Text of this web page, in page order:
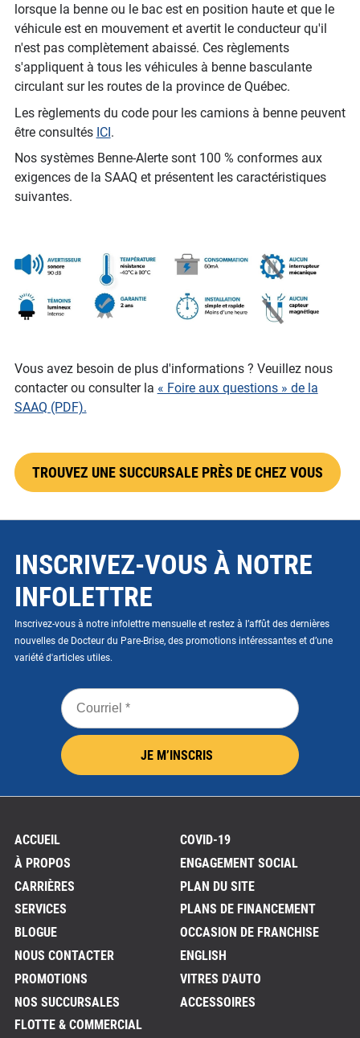
lorsque la benne ou le bac est en position haute et que le
véhicule est en mouvement et avertit le conducteur qu'il
n'est pas complètement abaissé. Ces règlements
s'appliquent à tous les véhicules à benne basculante
circulant sur les routes de la province de Québec.
Les règlements du code pour les camions à benne peuvent
être consultés ICI.
Nos systèmes Benne-Alerte sont 100 % conformes aux
exigences de la SAAQ et présentent les caractéristiques
suivantes.
Vous avez besoin de plus d'informations ? Veuillez nous
contacter ou consulter la « Foire aux questions » de la
SAAQ (PDF).
TROUVEZ UNE SUCCURSALE PRÈS DE CHEZ VOUS
INSCRIVEZ-VOUS À NOTRE
INFOLETTRE
Inscrivez-vous à notre infolettre mensuelle et restez à l’affût des dernières
nouvelles de Docteur du Pare-Brise, des promotions intéressantes et d’une
variété d'articles utiles.
Courriel
*
JE M’INSCRIS
ACCUEIL
À PROPOS
CARRIÈRES
SERVICES
BLOGUE
NOUS CONTACTER
PROMOTIONS
NOS SUCCURSALES
FLOTTE & COMMERCIAL
COVID-19
ENGAGEMENT SOCIAL
PLAN DU SITE
PLANS DE FINANCEMENT
OCCASION DE FRANCHISE
ENGLISH
VITRES D'AUTO
ACCESSOIRES